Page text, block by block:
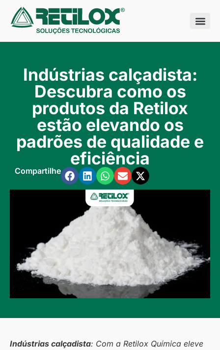
Indústrias calçadista:
Descubra como os
produtos da Retilox
estão elevando os
padrões de qualidade e
eficiência
Compartilhe
Indústrias calçadista: Com a Retilox Química eleve